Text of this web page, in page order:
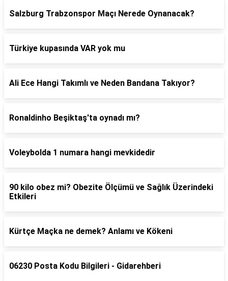
Salzburg Trabzonspor Maçı Nerede Oynanacak?
Türkiye kupasında VAR yok mu
Ali Ece Hangi Takımlı ve Neden Bandana Takıyor?
Ronaldinho Beşiktaş'ta oynadı mı?
Voleybolda 1 numara hangi mevkidedir
90 kilo obez mi? Obezite Ölçümü ve Sağlık Üzerindeki
Etkileri
Kürtçe Maçka ne demek? Anlamı ve Kökeni
06230 Posta Kodu Bilgileri - Gidarehberi